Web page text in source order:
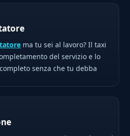
ma tu sei al lavoro? Il taxi
del servizio e lo
senza che tu debba